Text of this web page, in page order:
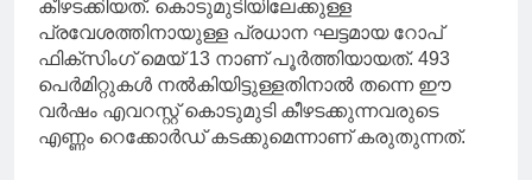
കീഴടക്കിയത്. കൊടുമുടിയിലേക്കുള്ള
പ്രവേശത്തിനായുള്ള പ്രധാന ഘട്ടമായ റോപ്
ഫിക്സിംഗ് മെയ് 13 നാണ് പൂർത്തിയായത്. 493
പെർമിറ്റുകൾ നൽകിയിട്ടുള്ളതിനാൽ തന്നെ ഈ
വർഷം എവറസ്റ്റ് കൊടുമുടി കീഴടക്കുന്നവരുടെ
എണ്ണം റെക്കോർഡ് കടക്കുമെന്നാണ് കരുതുന്നത്.